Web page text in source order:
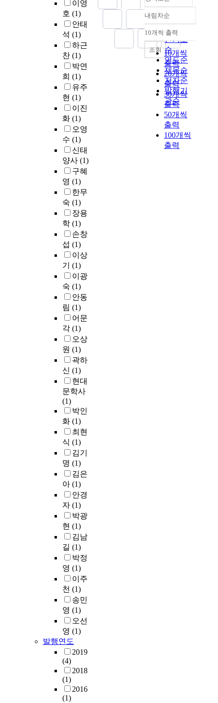
이영
호 (1)
안태
석 (1)
하근
찬 (1)
박연
희 (1)
유주
현 (1)
이진
화 (1)
오영
수 (1)
신태
양사 (1)
구혜
영 (1)
한무
숙 (1)
장용
학 (1)
손창
섭 (1)
이상
기 (1)
이광
숙 (1)
안동
림 (1)
어문
각 (1)
오상
원 (1)
곽하
신 (1)
현대
문학사
(1)
박인
화 (1)
최현
식 (1)
김기
명 (1)
김은
아 (1)
안경
자 (1)
박광
현 (1)
김남
길 (1)
박정
영 (1)
이주
천 (1)
송민
영 (1)
오선
영 (1)
발행연도
2019
(4)
2018
(1)
2016
(1)
정확도
순
인기도
순
연도순
제목순
저자순
발행기
관순
내림차순
내림차순
10개씩 출력
10개씩
출력
20개씩
출력
30개씩
출력
50개씩
출력
100개씩
출력
조회